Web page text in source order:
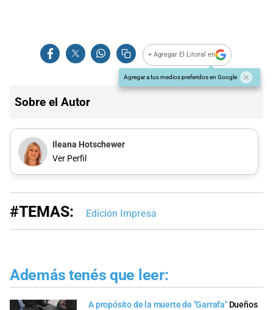
+ Agregar El Litoral en
Agregar a tus medios preferidos en Google
Sobre el Autor
Ileana Hotschewer
Ver Perfil
#TEMAS: Edición Impresa
Además tenés que leer:
A propósito de la muerte de "Garrafa" Dueños